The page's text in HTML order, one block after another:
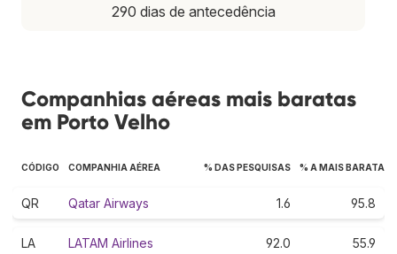
290 dias de antecedência
Companhias aéreas mais baratas
em Porto Velho
CÓDIGO COMPANHIA AÉREA % DAS PESQUISAS % A MAIS BARATA
QR Qatar Airways 1.6 95.8
LA LATAM Airlines 92.0 55.9